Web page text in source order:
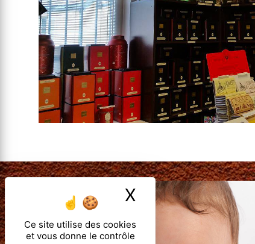
Ce site utilise des cookies
et vous donne le contrôle
X Masquer le